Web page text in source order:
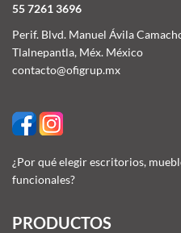
55 7261 3696
Perif. Blvd. Manuel Ávila
Tlalnepantla, Méx. México
contacto@ofigrup.mx
¿Por qué elegir escritorios,
funcionales?
PRODUCTOS